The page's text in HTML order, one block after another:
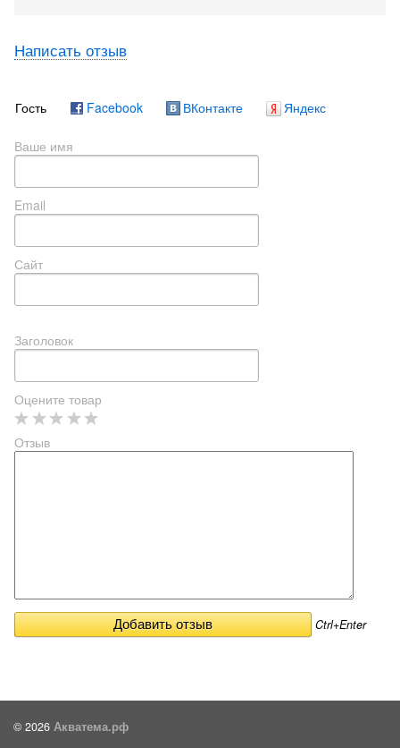
Написать отзыв
Гость Facebook ВКонтакте Яндекс
Ваше имя
Email
Сайт
Заголовок
Оцените товар
Отзыв
Ctrl+Enter
© 2026 Акватема.рф